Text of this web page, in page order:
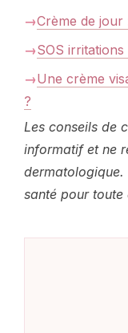
Crème de
SOS
Une crème
?
Les conseils de
informatif et ne
dermatologique.
santé pour toute